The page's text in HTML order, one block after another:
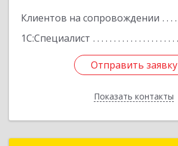
Клиентов на сопровождении
1С:Специалист
Отправить заявку
Показать контакты
Отправить заявку
Назад